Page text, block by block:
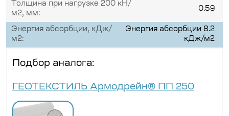
Толщина при нагрузке 200 кН/
м2, мм:
0.59
Энергия абсорбции, кДж/
м2:
Энергия абсорбции 8.2
кДж/м2
Подбор аналога:
ГЕОТЕКСТИЛЬ Армодрейн® ПП 250